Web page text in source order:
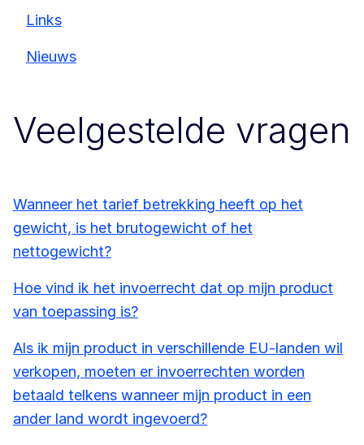
Links
Nieuws
Veelgestelde vragen
Wanneer het tarief betrekking heeft op het
gewicht, is het brutogewicht of het
nettogewicht?
Hoe vind ik het invoerrecht dat op mijn product
van toepassing is?
Als ik mijn product in verschillende EU-landen wil
verkopen, moeten er invoerrechten worden
betaald telkens wanneer mijn product in een
ander land wordt ingevoerd?